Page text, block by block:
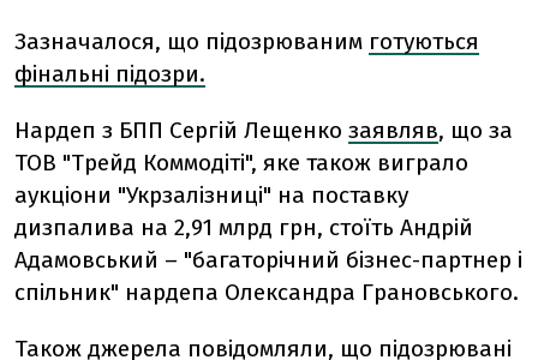
Зазначалося, що підозрюваним готуються
фінальні підозри.
Нардеп з БПП Сергій Лещенко заявляв, що за
ТОВ "Трейд Коммодіті", яке також виграло
аукціони "Укрзалізниці" на поставку
дизпалива на 2,91 млрд грн, стоїть Андрій
Адамовський – "багаторічний бізнес-партнер і
спільник" нардепа Олександра Грановського.
Також джерела повідомляли, що підозрювані